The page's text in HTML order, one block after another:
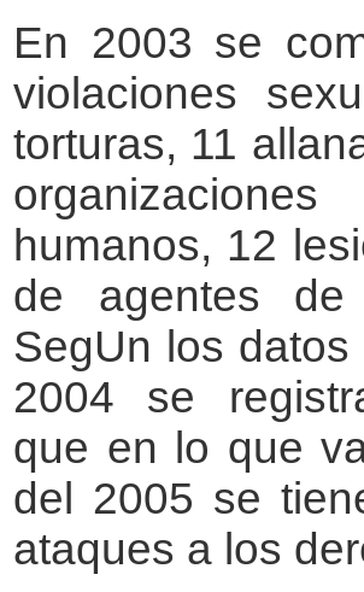
En 2003 se
violaciones
torturas, 11
humanos, 12
de agentes
SegUn los
2004 se
que en lo que
del 2005 se
ataques a los